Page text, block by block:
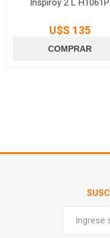
Inspiroy 2 L H1061P
U$S 135